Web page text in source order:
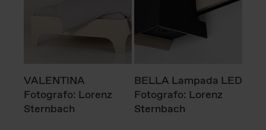
VALENTINA
Fotografo: Lorenz
Sternbach
BELLA Lampada LED
Fotografo: Lorenz
Sternbach